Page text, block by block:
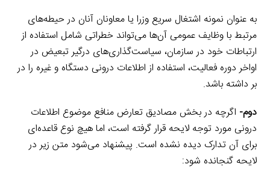
به عنوان نمونه اشتغال سریع وزرا یا معاونان آنان در حیطه‌های
مرتبط با وظایف عمومی آن‌ها می‌تواند خطراتی شامل استفاده از
ارتباطات خود در سازمان، سیاست‌گذاری‌های درگیر تبعیض در
اواخر دوره فعالیت، استفاده از اطلاعات درونی دستگاه و غیره را در
بر داشته باشد.
دوم- اگرچه در بخش مصادیق تعارض منافع موضوع اطلاعات
درونی مورد توجه لایحه قرار گرفته است، اما هیچ نوع قاعده‌ای
برای آن تدارک دیده نشده است. پیشنهاد می‌شود متن زیر در
لایحه گنجانده شود: